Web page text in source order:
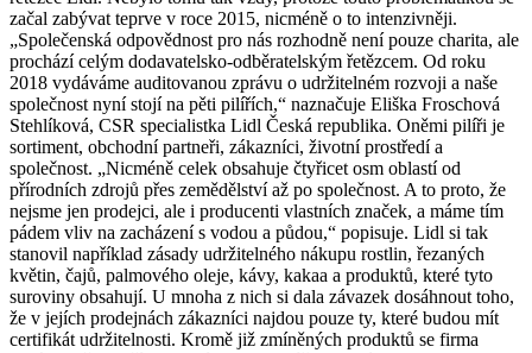
začal zabývat teprve v roce 2015, nicméně o to intenzivněji.
„Společenská odpovědnost pro nás rozhodně není pouze charita, ale
prochází celým dodavatelsko-odběratelským řetězcem. Od roku
2018 vydáváme auditovanou zprávu o udržitelném rozvoji a naše
společnost nyní stojí na pěti pilířích,“ naznačuje Eliška Froschová
Stehlíková, CSR specialistka Lidl Česká republika. Oněmi pilíři je
sortiment, obchodní partneři, zákazníci, životní prostředí a
společnost. „Nicméně celek obsahuje čtyřicet osm oblastí od
přírodních zdrojů přes zemědělství až po společnost. A to proto, že
nejsme jen prodejci, ale i producenti vlastních značek, a máme tím
pádem vliv na zacházení s vodou a půdou,“ popisuje. Lidl si tak
stanovil například zásady udržitelného nákupu rostlin, řezaných
květin, čajů, palmového oleje, kávy, kakaa a produktů, které tyto
suroviny obsahují. U mnoha z nich si dala závazek dosáhnout toho,
že v jejích prodejnách zákazníci najdou pouze ty, které budou mít
certifikát udržitelnosti. Kromě již zmíněných produktů se firma